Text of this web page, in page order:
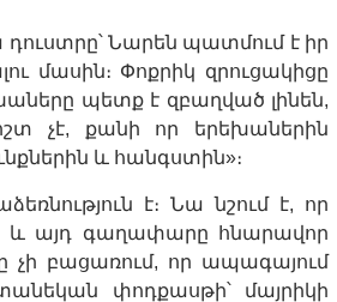
Նարեն պատմում է իր
մասին։ Փոքրիկ զրուցակիցը
պետք է զբաղված լինեն,
չէ, քանի որ երեխաներին
և հանգստին»։
է։ Նա նշում է, որ
և այդ գաղափարը հնարավոր
չի բացառում, որ ապագայում
փոդքասթի՝ մայրիկի